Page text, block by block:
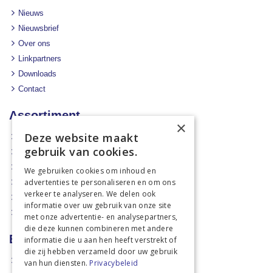
Nieuws
Nieuwsbrief
Over ons
Linkpartners
Downloads
Contact
Assortiment
Aanbiedingen
Mechanisatie
Stal & Erf
Weidetechniek
Dierbenodigdheden
Actiefolders
Betalen en verzenden
Hoe bestellen?
×
Deze website maakt
gebruik van cookies.
We gebruiken cookies om inhoud en
advertenties te personaliseren en om ons
verkeer te analyseren. We delen ook
informatie over uw gebruik van onze site
met onze advertentie- en analysepartners,
die deze kunnen combineren met andere
informatie die u aan hen heeft verstrekt of
die zij hebben verzameld door uw gebruik
van hun diensten. Privacybeleid